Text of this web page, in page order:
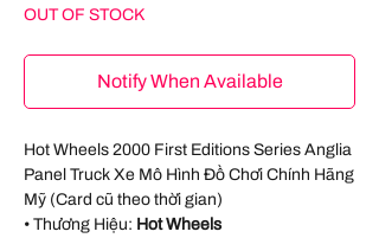
OUT OF STOCK
Notify When Available
Hot Wheels 2000 First Editions Series Anglia
Panel Truck Xe Mô Hình Đồ Chơi Chính Hãng
Mỹ (Card cũ theo thời gian)
• Thương Hiệu: Hot Wheels